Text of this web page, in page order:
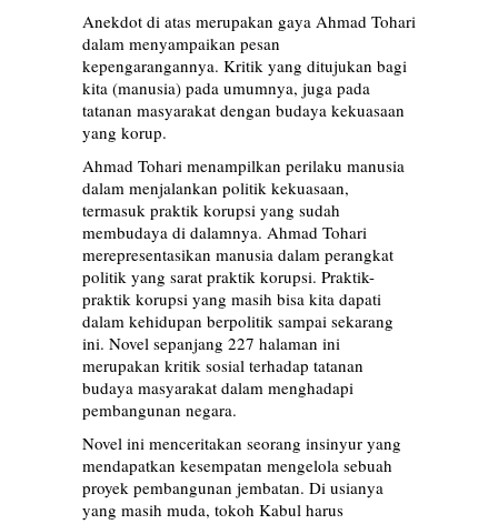
Anekdot di atas merupakan gaya Ahmad Tohari
dalam menyampaikan pesan
kepengarangannya. Kritik yang ditujukan bagi
kita (manusia) pada umumnya, juga pada
tatanan masyarakat dengan budaya kekuasaan
yang korup.
Ahmad Tohari menampilkan perilaku manusia
dalam menjalankan politik kekuasaan,
termasuk praktik korupsi yang sudah
membudaya di dalamnya. Ahmad Tohari
merepresentasikan manusia dalam perangkat
politik yang sarat praktik korupsi. Praktik-
praktik korupsi yang masih bisa kita dapati
dalam kehidupan berpolitik sampai sekarang
ini. Novel sepanjang 227 halaman ini
merupakan kritik sosial terhadap tatanan
budaya masyarakat dalam menghadapi
pembangunan negara.
Novel ini menceritakan seorang insinyur yang
mendapatkan kesempatan mengelola sebuah
proyek pembangunan jembatan. Di usianya
yang masih muda, tokoh Kabul harus